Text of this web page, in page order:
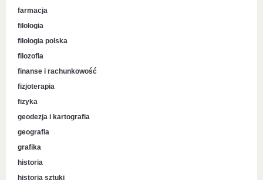
farmacja
filologia
filologia polska
filozofia
finanse i rachunkowość
fizjoterapia
fizyka
geodezja i kartografia
geografia
grafika
historia
historia sztuki